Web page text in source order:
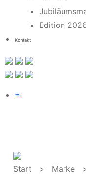
Edition 2026
Kontakt
Start > Marke